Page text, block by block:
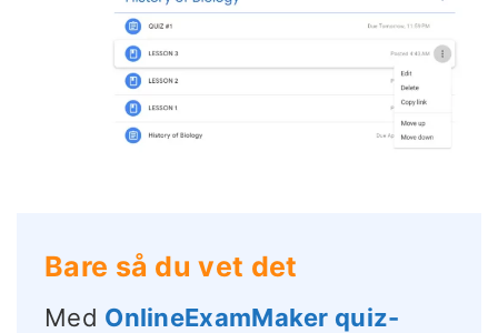
Bare så du vet det
Med OnlineExamMaker quiz-